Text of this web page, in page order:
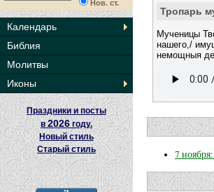
Нов. ст.
Календарь
Библия
Молитвы
Иконы
Праздники и посты
в2026 году.
Новый стиль
Старый стиль
Тропарь
Мученицы
нашего,/
немощныя
7